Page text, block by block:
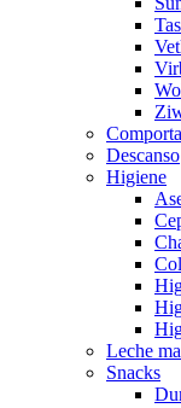
Descanso
Higiene
Leche
Snacks